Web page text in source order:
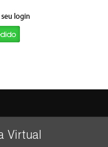
Virtual